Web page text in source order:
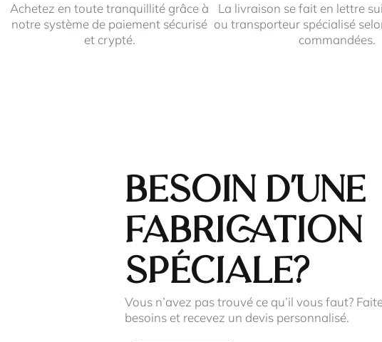
Achetez en toute tranquillité grâce à
notre système de paiement sécurisé
et crypté.
La livraison se fait en lettre
ou transporteur spécialisé
commandées.
Besoin d'une
fabrication
spéciale?
Vous n’avez pas trouvé ce qu’il vous faut?
besoins et recevez un devis personnalisé.